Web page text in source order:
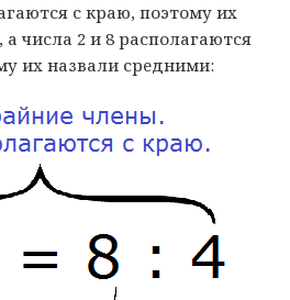
с краю, поэтому их
числа 2 и 8 располагаются
их назвали средними: